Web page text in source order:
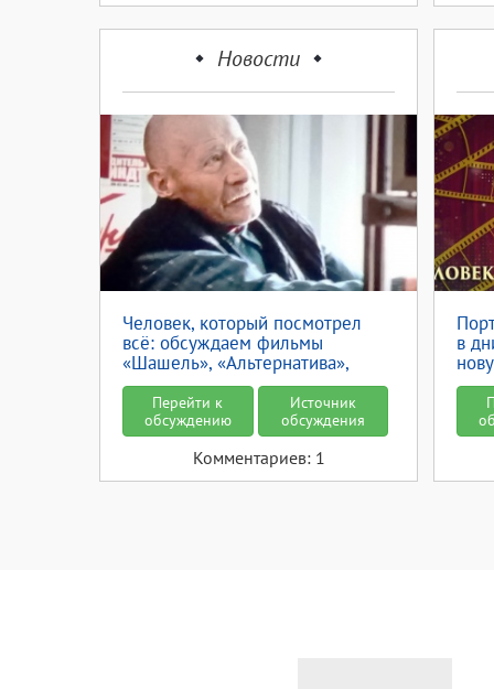
Новости
Человек, который посмотрел
всё: обсуждаем фильмы
«Шашель», «Альтернатива»,
«Харах оды», «Куратор»
Перейти к
обсуждению
Источник
обсуждения
Комментариев: 1
в